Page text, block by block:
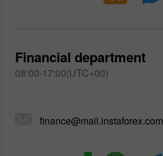
Financial department
08:00-17:00(UTC+00)
finance@mail.instaforex.com